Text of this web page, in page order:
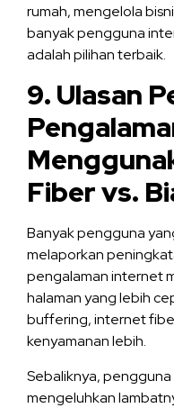
rumah, mengelola
banyak pengguna
adalah pilihan terbaik.
9. Ulasan
Fiber vs.
Banyak pengguna
melaporkan
pengalaman internet
halaman yang lebih
buffering, internet
kenyamanan lebih.
Sebaliknya,
mengeluhkan